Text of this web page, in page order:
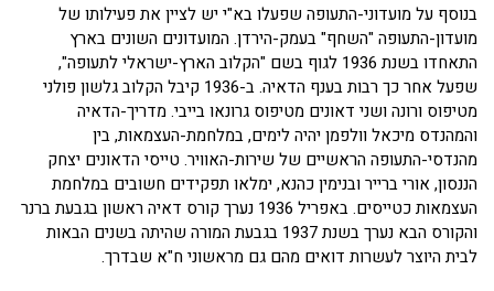
בנוסף על מועדוני-התעופה שפעלו בא"י יש לציין את פעילותו של
מועדון-התעופה "השחף" בעמק-הירדן. המועדונים השונים בארץ
התאחדו בשנת 1936 לגוף בשם "הקלוב הארץ-ישראלי לתעופה",
שפעל אחר כך רבות בענף הדאיה. ב-1936 קיבל הקלוב גלשון פולני
מטיפוס ורונה ושני דאונים מטיפוס גרונאו בייבי. מדריך-הדאיה
והמהנדס מיכאל וולפמן יהיה לימים, במלחמת-העצמאות, בין
מהנדסי-התעופה הראשיים של שירות-האוויר. טייסי הדאונים יצחק
הננסון, אורי ברייר ובנימין כהנא, ימלאו תפקידים חשובים במלחמת
העצמאות כטייסים. באפריל 1936 נערך קורס דאיה ראשון בגבעת ברנר
והקורס הבא נערך בשנת 1937 בגבעת המורה שהיתה בשנים הבאות
לבית היוצר לעשרות דואים מהם גם מראשוני ח"א שבדרך.